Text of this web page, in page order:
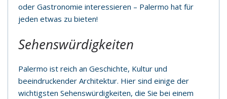
oder Gastronomie interessieren – Palermo hat für
jeden etwas zu bieten!
Sehenswürdigkeiten
Palermo ist reich an Geschichte, Kultur und
beeindruckender Architektur. Hier sind einige der
wichtigsten Sehenswürdigkeiten, die Sie bei einem